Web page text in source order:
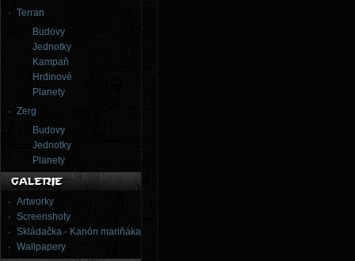
Terran
Budovy
Jednotky
Kampaň
Hrdinové
Planety
Zerg
Budovy
Jednotky
Planety
Artworky
Screenshoty
Skládačka - Kanón mariňáka
Wallpapery